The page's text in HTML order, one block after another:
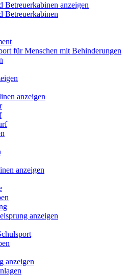
Betreuerkabinen anzeigen
Betreuerkabinen
für Menschen mit Behinderungen
anzeigen
anzeigen
anzeigen
anzeigen